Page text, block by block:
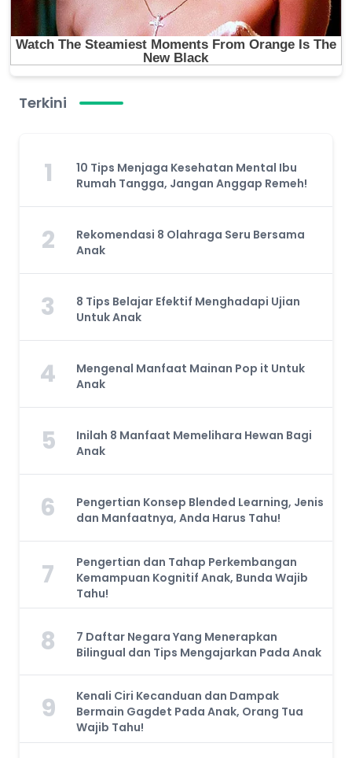
Terkini
1
10 Tips Menjaga Kesehatan Mental Ibu
Rumah Tangga, Jangan Anggap Remeh!
2
Rekomendasi 8 Olahraga Seru Bersama
Anak
3
8 Tips Belajar Efektif Menghadapi Ujian
Untuk Anak
4
Mengenal Manfaat Mainan Pop it Untuk
Anak
5
Inilah 8 Manfaat Memelihara Hewan Bagi
Anak
6
Pengertian Konsep Blended Learning, Jenis
dan Manfaatnya, Anda Harus Tahu!
7
Pengertian dan Tahap Perkembangan
Kemampuan Kognitif Anak, Bunda Wajib
Tahu!
8
7 Daftar Negara Yang Menerapkan
Bilingual dan Tips Mengajarkan Pada Anak
9
Kenali Ciri Kecanduan dan Dampak
Bermain Gagdet Pada Anak, Orang Tua
Wajib Tahu!